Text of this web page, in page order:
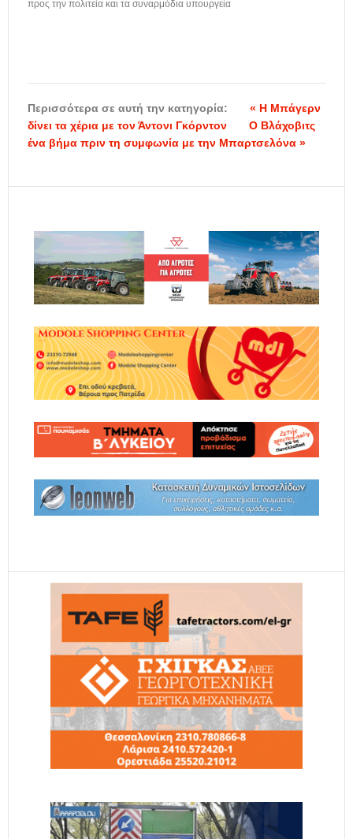
προς την πολιτεία και τα συναρμόδια υπουργεία
Περισσότερα σε αυτή την κατηγορία:
« Η Μπάγερν
δίνει τα χέρια με τον Άντονι Γκόρντον
Ο Βλάχοβιτς
ένα βήμα πριν τη συμφωνία με την Μπαρτσελόνα »